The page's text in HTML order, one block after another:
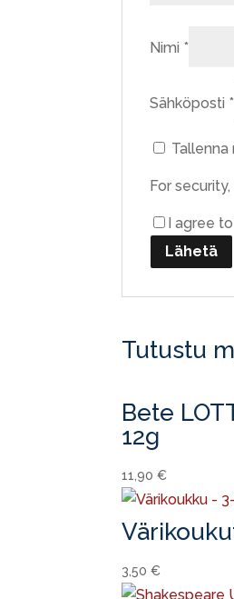
Nimi *
Sähköposti *
For
I agree
Tutustu
Bete
12g
11,90€
3,50€